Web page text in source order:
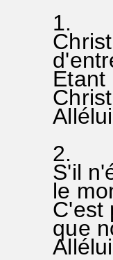
1.
Etant
2.
S'il
le
C'est
que